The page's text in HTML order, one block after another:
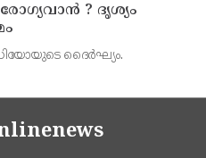
? ദൃശ്യം
ദൈര്‍ഘ്യം.